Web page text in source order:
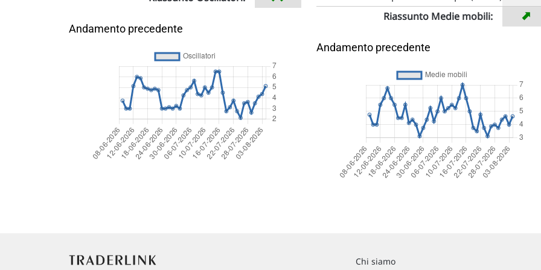
Andamento precedente
Riassunto Medie mobili: ➡
Andamento precedente
Chi siamo